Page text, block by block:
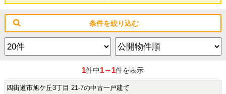
条件を絞り込む
1件中1～1件を表示
四街道市旭ケ丘3丁目 21-7の中古一戸建て